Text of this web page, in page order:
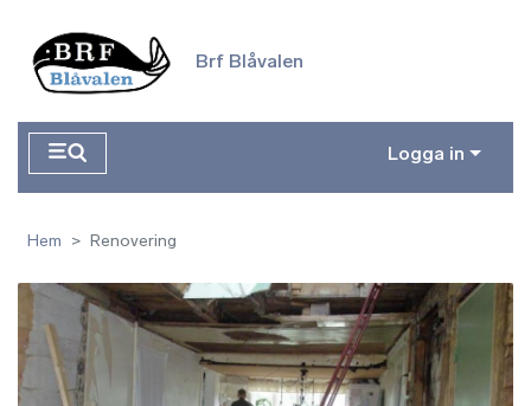
Brf Blåvalen
Logga in
Hem Renovering